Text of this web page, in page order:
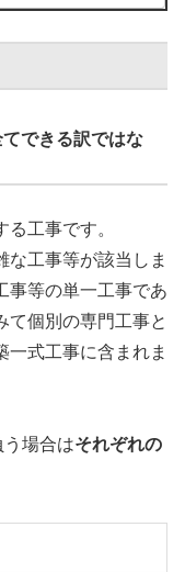
できる訳ではな
工事です。
な工事等が該当しま
事等の単一工事であ
て個別の専門工事と
一式工事に含まれま
場合はそれぞれの